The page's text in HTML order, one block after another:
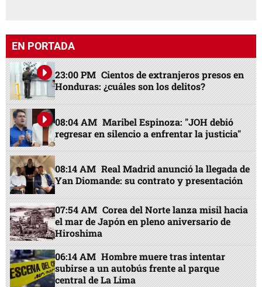
EN PORTADA
23:00 PM Cientos de extranjeros presos en
Honduras: ¿cuáles son los delitos?
08:04 AM Maribel Espinoza: "JOH debió
regresar en silencio a enfrentar la justicia"
08:14 AM Real Madrid anunció la llegada de
Yan Diomande: su contrato y presentación
07:54 AM Corea del Norte lanza misil hacia
el mar de Japón en pleno aniversario de
Hiroshima
06:14 AM Hombre muere tras intentar
subirse a un autobús frente al parque
central de La Lima